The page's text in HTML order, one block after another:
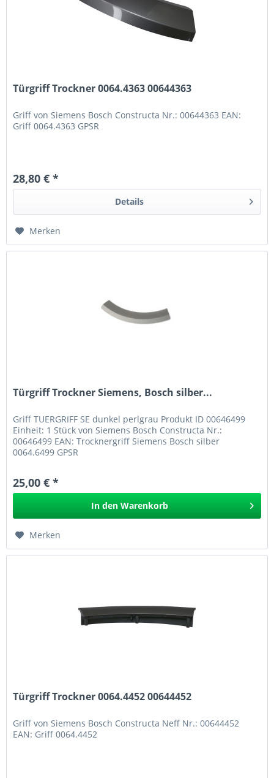
Türgriff Trockner 0064.4363 00644363
Griff von Siemens Bosch Constructa Nr.: 00644363 EAN:
Griff 0064.4363 GPSR
28,80 € *
Details
Merken
Türgriff Trockner Siemens, Bosch silber...
Griff TUERGRIFF SE dunkel perlgrau Produkt ID 00646499
Einheit: 1 Stück von Siemens Bosch Constructa Nr.:
00646499 EAN: Trocknergriff Siemens Bosch silber
0064.6499 GPSR
25,00 € *
In den Warenkorb
Merken
Türgriff Trockner 0064.4452 00644452
Griff von Siemens Bosch Constructa Neff Nr.: 00644452
EAN: Griff 0064.4452